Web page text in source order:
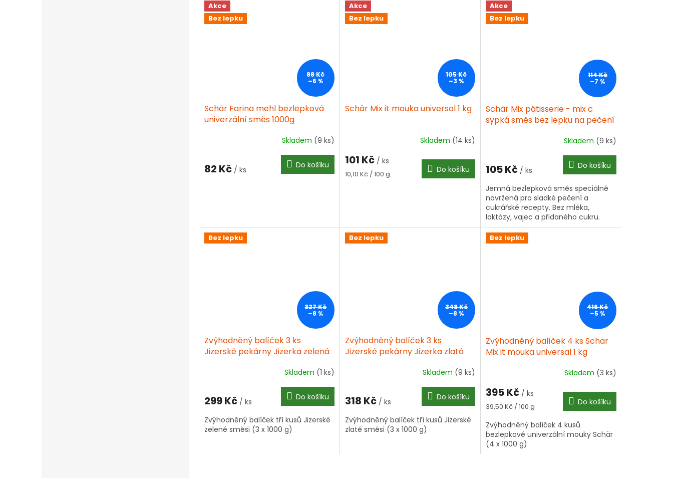
Akce
Bez lepku
88 Kč
–6 %
Schär Farina mehl bezlepková
univerzální směs 1000g
Skladem (9 ks)
82 Kč / ks Do košíku
Akce
Bez lepku
105 Kč
–3 %
Schär Mix it mouka universal 1 kg
produktu
je
3,6
Skladem (14 ks)
101 Kč / ks
Měrná
10,10 Kč / 100 g Do košíku
Akce
Bez lepku
114 Kč
–7 %
Schär Mix pâtisserie - mix c
sypká směs bez lepku na pečení
Skladem (9 ks)
105 Kč / ks Do košíku
Jemná bezlepková směs speciálně
navržená pro sladké pečení a
cukrářské recepty. Bez mléka,
laktózy, vajec a přidaného cukru.
Bez lepku
327 Kč
–8 %
Zvýhodněný balíček 3 ks
Jizerské pekárny Jizerka zelená
Skladem (1 ks)
299 Kč / ks Do košíku
Zvýhodněný balíček tří kusů Jizerské
zelené směsi (3 x 1000 g)
Bez lepku
348 Kč
–8 %
Zvýhodněný balíček 3 ks
Jizerské pekárny Jizerka zlatá
Skladem (9 ks)
318 Kč / ks Do košíku
Zvýhodněný balíček tří kusů Jizerské
zlaté směsi (3 x 1000 g)
Bez lepku
416 Kč
–5 %
Zvýhodněný balíček 4 ks Schär
Mix it mouka universal 1 kg
Skladem (3 ks)
395 Kč / ks
Měrná
39,50 Kč / 100 g Do košíku
Zvýhodněný balíček 4 kusů
bezlepkové univerzální mouky Schär
(4 x 1000 g)